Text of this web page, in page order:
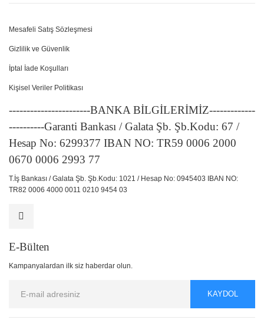
Mesafeli Satış Sözleşmesi
Gizlilik ve Güvenlik
İptal İade Koşulları
Kişisel Veriler Politikası
-----------------------BANKA BİLGİLERİMİZ-------------
----------Garanti Bankası / Galata Şb. Şb.Kodu: 67 /
Hesap No: 6299377 IBAN NO: TR59 0006 2000
0670 0006 2993 77
T.İş Bankası / Galata Şb. Şb.Kodu: 1021 / Hesap No: 0945403 IBAN NO:
TR82 0006 4000 0011 0210 9454 03
E-Bülten
Kampanyalardan ilk siz haberdar olun.
KAYDOL